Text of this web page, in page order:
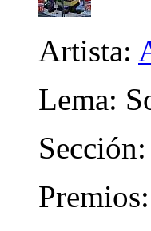
Artista:
Lema: